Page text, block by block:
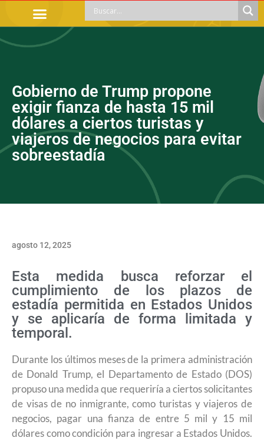
Gobierno de Trump propone
exigir fianza de hasta 15 mil
dólares a ciertos turistas y
viajeros de negocios para evitar
sobreestadía
agosto 12, 2025
Esta medida busca reforzar el
cumplimiento de los plazos de
estadía permitida en Estados Unidos
y se aplicaría de forma limitada y
temporal.
Durante los últimos meses de la primera administración
de Donald Trump, el Departamento de Estado (DOS)
propuso una medida que requeriría a ciertos solicitantes
de visas de no inmigrante, como turistas y viajeros de
negocios, pagar una fianza de entre 5 mil y 15 mil
dólares como condición para ingresar a Estados Unidos.